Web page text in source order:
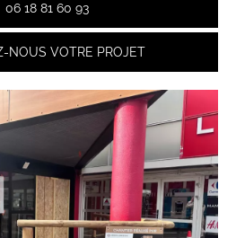
06 18 81 60 93
NOUS VOTRE PROJET